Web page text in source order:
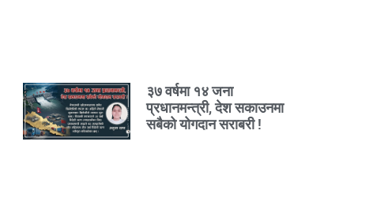
३७ वर्षमा १४ जना
प्रधानमन्त्री, देश सकाउनमा
सबैको योगदान सराबरी !